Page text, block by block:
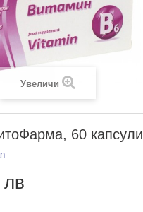
Увеличи
60 капсули
лв